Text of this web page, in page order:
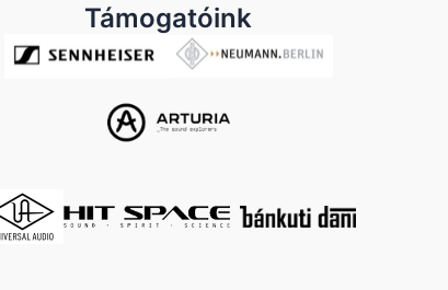
Támogatóink